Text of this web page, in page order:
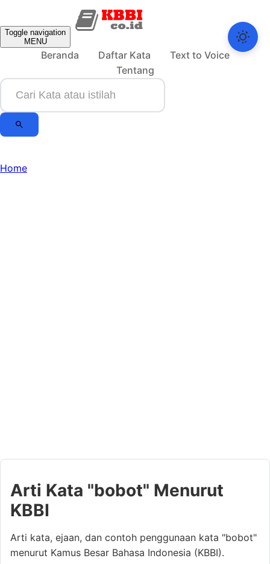
Toggle navigation
MENU
Beranda Daftar Kata
Text to Voice
Tentang
Home
Arti Kata "bobot" Menurut
KBBI
Arti kata, ejaan, dan contoh penggunaan kata "bobot"
menurut Kamus Besar Bahasa Indonesia (KBBI).